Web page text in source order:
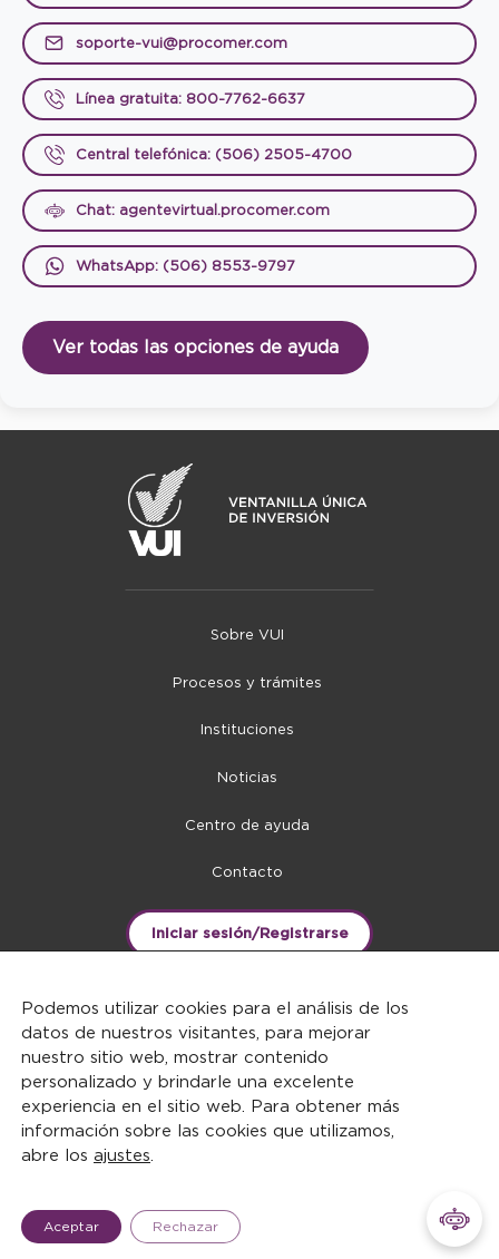
soporte-vui@procomer.com
Línea gratuita: 800-7762-6637
Central telefónica: (506) 2505-4700
Chat: agentevirtual.procomer.com
WhatsApp: (506) 8553-9797
Ver todas las opciones de ayuda
Sobre VUI
Procesos y trámites
Instituciones
Noticias
Centro de ayuda
Contacto
Iniciar sesión/Registrarse
DERECHOS RESERVADOS ©2026
Podemos utilizar cookies para el análisis de los
datos de nuestros visitantes, para mejorar
nuestro sitio web, mostrar contenido
personalizado y brindarle una excelente
experiencia en el sitio web. Para obtener más
información sobre las cookies que utilizamos,
abre los ajustes.
Aceptar Rechazar